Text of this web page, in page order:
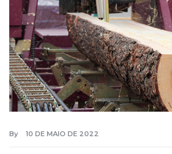
By 10 DE MAIO DE 2022